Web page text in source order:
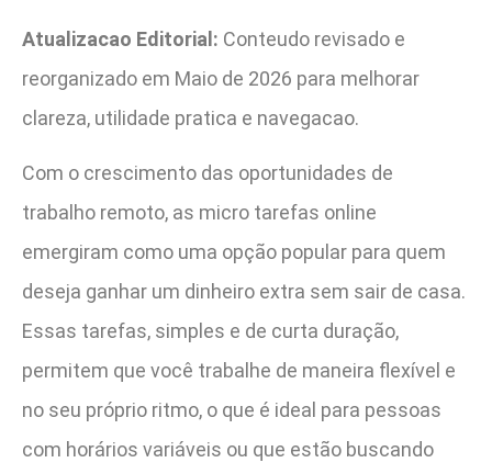
Atualizacao Editorial: Conteudo revisado e
reorganizado em Maio de 2026 para melhorar
clareza, utilidade pratica e navegacao.
Com o crescimento das oportunidades de
trabalho remoto, as micro tarefas online
emergiram como uma opção popular para quem
deseja ganhar um dinheiro extra sem sair de casa.
Essas tarefas, simples e de curta duração,
permitem que você trabalhe de maneira flexível e
no seu próprio ritmo, o que é ideal para pessoas
com horários variáveis ou que estão buscando